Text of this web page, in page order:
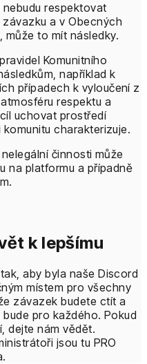
nebudu respektovat
a v Obecných
může to mít následky.
Komunitního
například k
případech k vyloučení z
respektu a
uchovat prostředí
charakterizuje.
činnosti může
na platformu a případně
k lepšímu
aby byla naše Discord
místem pro všechny
závazek budete ctít a
pro každého. Pokud
dejte nám vědět.
jsou tu PRO